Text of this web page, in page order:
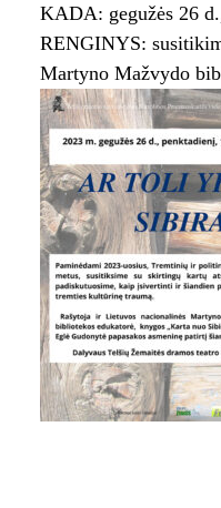
KADA: gegužės 26
RENGINYS:
Martyno Mažvydo